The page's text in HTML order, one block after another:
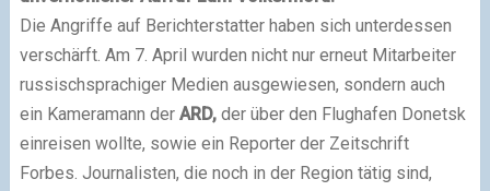
Die Angriffe auf Berichterstatter haben sich unterdessen
verschärft. Am 7. April wurden nicht nur erneut Mitarbeiter
russischsprachiger Medien ausgewiesen, sondern auch
ein Kameramann der ARD,der über den Flughafen Donetsk
einreisen wollte, sowie ein Reporter der Zeitschrift
Forbes. Journalisten, die noch in der Region tätig sind,